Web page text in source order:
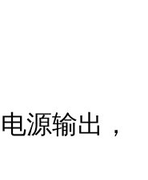
源输出，